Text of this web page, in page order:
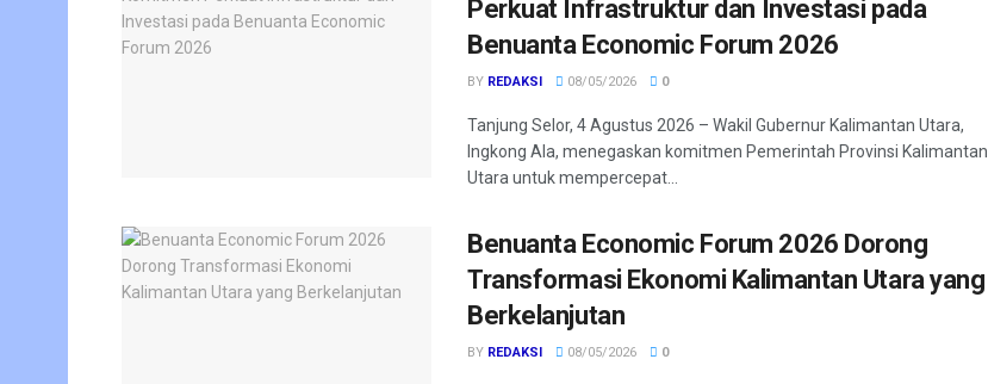
Perkuat Infrastruktur dan Investasi pada
Benuanta Economic Forum 2026
BY REDAKSI 08/05/2026 0
Tanjung Selor, 4 Agustus 2026 – Wakil Gubernur Kalimantan Utara,
Ingkong Ala, menegaskan komitmen Pemerintah Provinsi Kalimantan
Utara untuk mempercepat...
Benuanta Economic Forum 2026 Dorong
Transformasi Ekonomi Kalimantan Utara yang
Berkelanjutan
BY REDAKSI 08/05/2026 0